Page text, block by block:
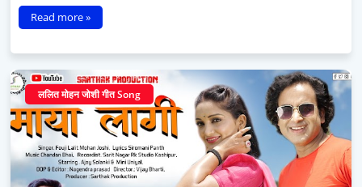
Read more »
ललित मोहन जोशी गीत Song